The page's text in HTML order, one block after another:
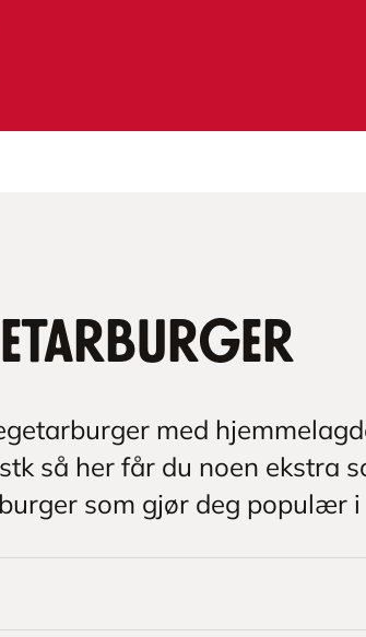
med
så her får du noen ekstra
som gjør deg populær